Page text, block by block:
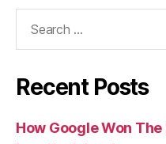
Recent Posts
How Google Won